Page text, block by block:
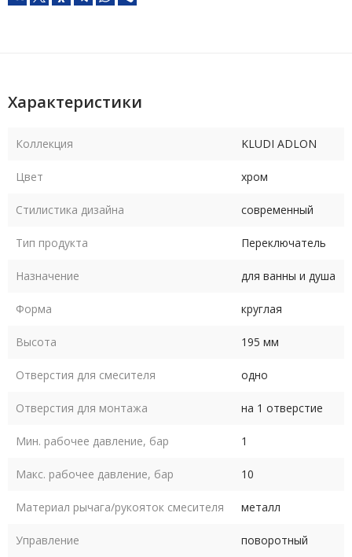
Характеристики
Коллекция KLUDI ADLON
Цвет хром
Стилистика дизайна современный
Тип продукта Переключатель
Назначение для ванны и душа
Форма круглая
Высота 195 мм
Отверстия для смесителя одно
Отверстия для монтажа на 1 отверстие
Мин. рабочее давление, бар 1
Макс. рабочее давление, бар 10
Материал рычага/рукояток смесителя металл
Управление поворотный